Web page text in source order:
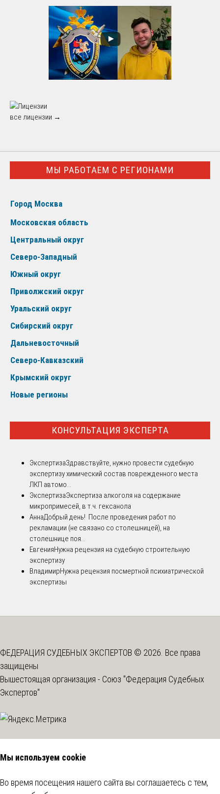
все лицензии →
МЫ РАБОТАЕМ С РЕГИОНАМИ
Город Москва
Московская область
Центральный округ
Северо-Западный
Южный округ
Приволжский округ
Уральский округ
Сибирский округ
Дальневосточный
Северо-Кавказский
Крымский округ
Новые регионы
КОНСУЛЬТАЦИЯ ЭКСПЕРТА
ЭкспертизаЗдравствуйте, нужно провести судебную
экспертизу химический состав поврежденного места
ЛКП автомо...
ЭкспертизаЭкспертиза алкоголя на содержание
микропримесей, в т.ч. гексанола
АннаДобрый день! После проведения работ по
рекламации (не связано со столешницей), на
столешнице поя...
ЕвгенияНужна рецензия на судебную строительную
экспертизу
ВладимирНужна рецензия посмертной психиатрической
экспертизы
ФЕДЕРАЦИЯ СУДЕБНЫХ ЭКСПЕРТОВ © 2026. Все права
защищены
Вышестоящая организация - Союз "Федерация Судебных
Экспертов"
Мы используем cookie
Во время посещения нашего сайта вы соглашаетесь с тем,